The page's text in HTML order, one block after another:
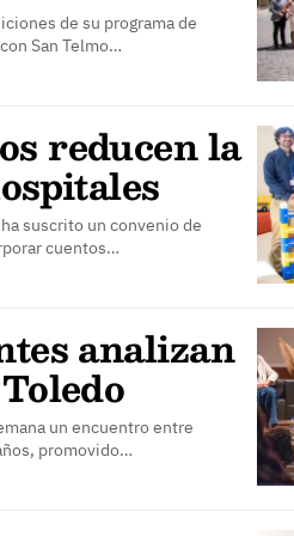
de su programa de
San Telmo…
reducen la
suscrito un convenio de
cuentos…
analizan
un encuentro entre
promovido…